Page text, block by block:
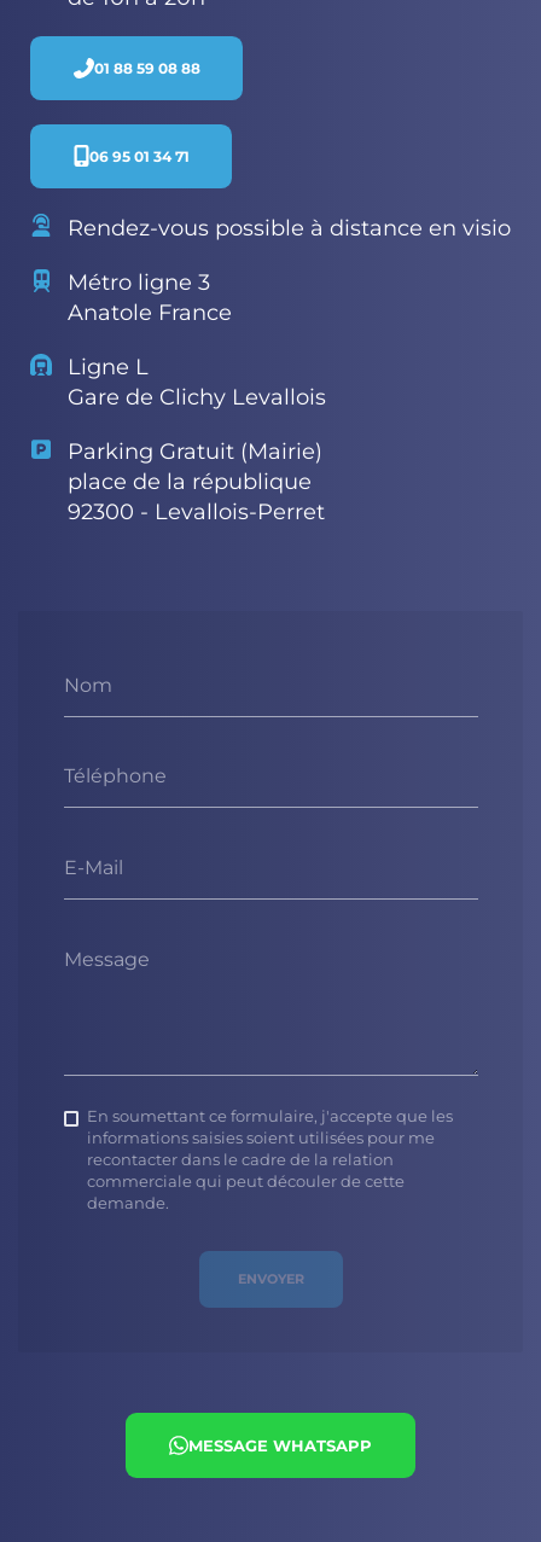
Nom
Téléphone
E-Mail
Message
En soumettant ce formulaire, j'accepte que les
informations saisies soient utilisées pour me
recontacter dans le cadre de la relation
commerciale qui peut découler de cette
demande.
ENVOYER
01 88 59 08 88
06 95 01 34 71
Rendez-vous possible à distance en visio
Métro ligne 3
Anatole France
Ligne L
Gare de Clichy Levallois
Parking Gratuit (Mairie)
place de la république
92300 - Levallois-Perret
MESSAGE WHATSAPP